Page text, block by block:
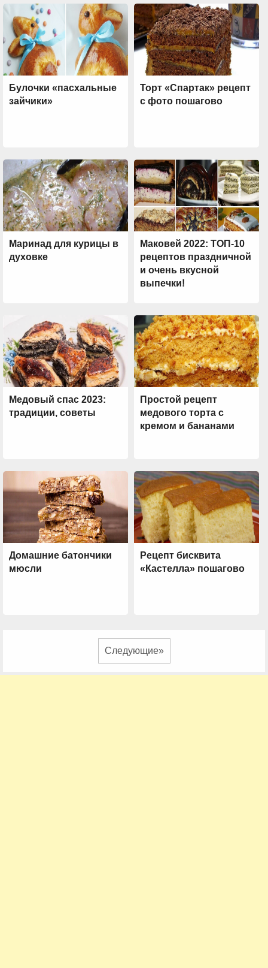
Булочки «пасхальные
зайчики»
Торт «Спартак» рецепт
с фото пошагово
Маринад для курицы в
духовке
Маковей 2022: ТОП-10
рецептов праздничной
и очень вкусной
выпечки!
Медовый спас 2023:
традиции, советы
Простой рецепт
медового торта с
кремом и бананами
Домашние батончики
мюсли
Рецепт бисквита
«Кастелла» пошагово
Следующие»